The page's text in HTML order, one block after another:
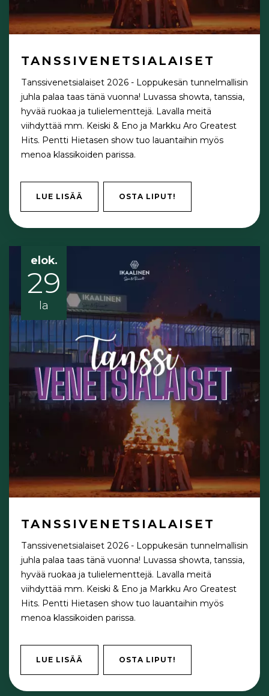
TANSSIVENETSIALAISET
Tanssivenetsialaiset 2026 - Loppukesän tunnelmallisin
juhla palaa taas tänä vuonna! Luvassa showta, tanssia,
hyvää ruokaa ja tulielementtejä. Lavalla meitä
viihdyttää mm. Keiski & Eno ja Markku Aro Greatest
Hits. Pentti Hietasen show tuo lauantaihin myös
menoa klassikoiden parissa.
LUE LISÄÄ OSTA LIPUT!
elok.
29
la
TANSSIVENETSIALAISET
Tanssivenetsialaiset 2026 - Loppukesän tunnelmallisin
juhla palaa taas tänä vuonna! Luvassa showta, tanssia,
hyvää ruokaa ja tulielementtejä. Lavalla meitä
viihdyttää mm. Keiski & Eno ja Markku Aro Greatest
Hits. Pentti Hietasen show tuo lauantaihin myös
menoa klassikoiden parissa.
LUE LISÄÄ OSTA LIPUT!